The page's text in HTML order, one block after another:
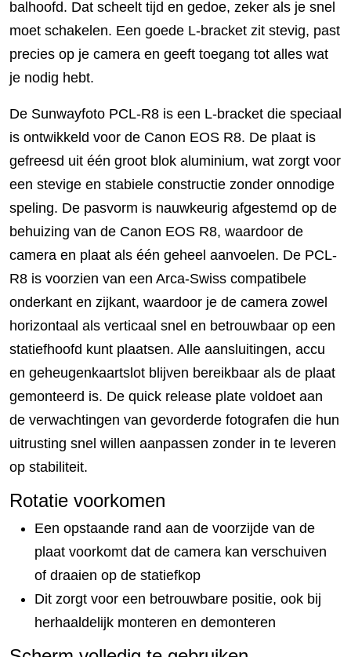
balhoofd. Dat scheelt tijd en gedoe, zeker als je snel
moet schakelen. Een goede L-bracket zit stevig, past
precies op je camera en geeft toegang tot alles wat
je nodig hebt.
De Sunwayfoto PCL-R8 is een L-bracket die speciaal
is ontwikkeld voor de Canon EOS R8. De plaat is
gefreesd uit één groot blok aluminium, wat zorgt voor
een stevige en stabiele constructie zonder onnodige
speling. De pasvorm is nauwkeurig afgestemd op de
behuizing van de Canon EOS R8, waardoor de
camera en plaat als één geheel aanvoelen. De PCL-
R8 is voorzien van een Arca-Swiss compatibele
onderkant en zijkant, waardoor je de camera zowel
horizontaal als verticaal snel en betrouwbaar op een
statiefhoofd kunt plaatsen. Alle aansluitingen, accu
en geheugenkaartslot blijven bereikbaar als de plaat
gemonteerd is. De quick release plate voldoet aan
de verwachtingen van gevorderde fotografen die hun
uitrusting snel willen aanpassen zonder in te leveren
op stabiliteit.
Rotatie voorkomen
Een opstaande rand aan de voorzijde van de
plaat voorkomt dat de camera kan verschuiven
of draaien op de statiefkop
Dit zorgt voor een betrouwbare positie, ook bij
herhaaldelijk monteren en demonteren